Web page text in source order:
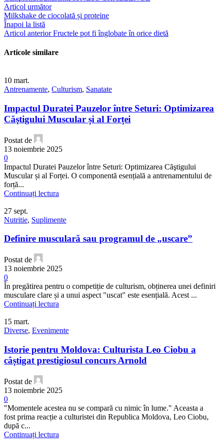
Articol următor
Milkshake de ciocolată și proteine
Înapoi la listă
Articol anterior Fructele pot fi înglobate în orice dietă
Articole similare
10 mart.
Antrenamente, Culturism, Sanatate
Impactul Duratei Pauzelor între Seturi: Optimizarea
Căştigului Muscular și al Forței
Postat de
13 noiembrie 2025
0
Impactul Duratei Pauzelor între Seturi: Optimizarea Căştigului
Muscular și al Forței. O componentă esențială a antrenamentului de
forță...
Continuați lectura
27 sept.
Nutritie, Suplimente
Definire musculară sau programul de „uscare”
Postat de
13 noiembrie 2025
0
În pregătirea pentru o competiție de culturism, obținerea unei definiri
musculare clare și a unui aspect "uscat" este esențială. Acest ...
Continuați lectura
15 mart.
Diverse, Evenimente
Istorie pentru Moldova: Culturista Leo Ciobu a
câștigat prestigiosul concurs Arnold
Postat de
13 noiembrie 2025
0
"Momentele acestea nu se compară cu nimic în lume." Aceasta a
fost prima reacție a culturistei din Republica Moldova, Leo Ciobu,
după c...
Continuați lectura